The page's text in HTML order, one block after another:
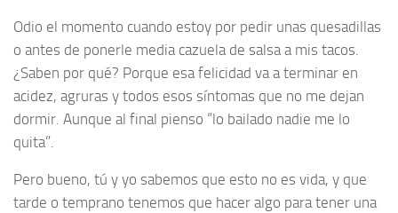
Odio el momento cuando estoy por pedir unas quesadillas
o antes de ponerle media cazuela de salsa a mis tacos.
¿Saben por qué? Porque esa felicidad va a terminar en
acidez, agruras y todos esos síntomas que no me dejan
dormir. Aunque al final pienso “lo bailado nadie me lo
quita”.
Pero bueno, tú y yo sabemos que esto no es vida, y que
tarde o temprano tenemos que hacer algo para tener una